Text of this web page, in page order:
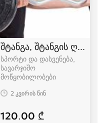
შტანგა, შტანგის ღერძი
სპორტი და დასვენება,
სავარჯიშო
მოწყობილობები
2 კვირის წინ
120.00 ₾